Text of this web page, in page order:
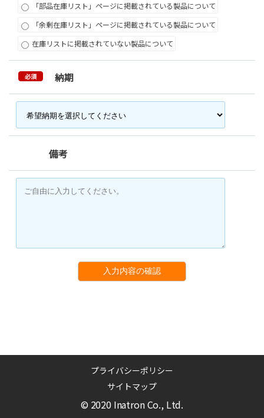
「部品在庫リスト」ページに掲載されている製品について
「余剰在庫リスト」ページに掲載されている製品について
在庫リストに掲載されていない製品について
必須 納期
備考
入力内容の確認
プライバシーポリシー
サイトマップ
© 2020 Inatron Co., Ltd.